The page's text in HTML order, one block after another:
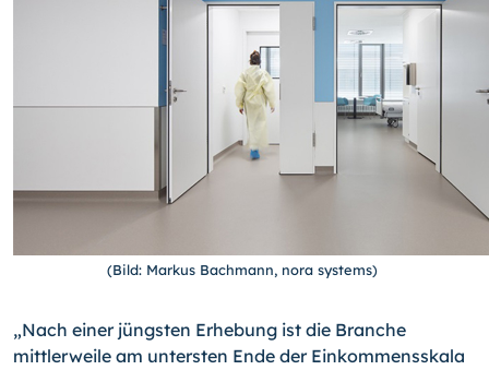
(Bild: Markus Bachmann, nora systems)
„Nach einer jüngsten Erhebung ist die Branche
mittlerweile am untersten Ende der Einkommensskala